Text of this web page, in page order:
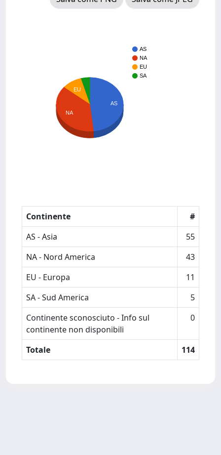
AS
NA
EU
SA
AS
EU
NA
Continente
#
AS - Asia
55
NA - Nord America
43
EU - Europa
11
SA - Sud America
5
Continente sconosciuto - Info sul
continente non disponibili
0
Totale 114